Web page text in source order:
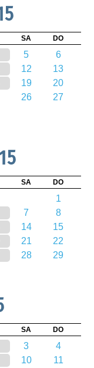
SA DO
5
6
12
13
19
20
26
27
SA DO
1
7
8
14
15
21
22
28
29
SA DO
3
4
10
11